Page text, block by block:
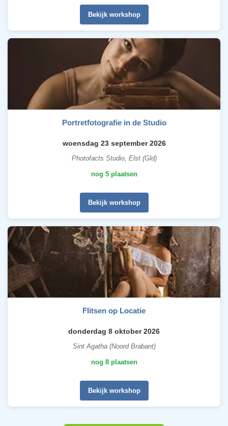
Bekijk workshop
Portretfotografie in de Studio
woensdag 23 september 2026
Photofacts Studio, Elst (Gld)
nog 5 plaatsen
Bekijk workshop
Flitsen op Locatie
donderdag 8 oktober 2026
Sint Agatha (Noord Brabant)
nog 8 plaatsen
Bekijk workshop